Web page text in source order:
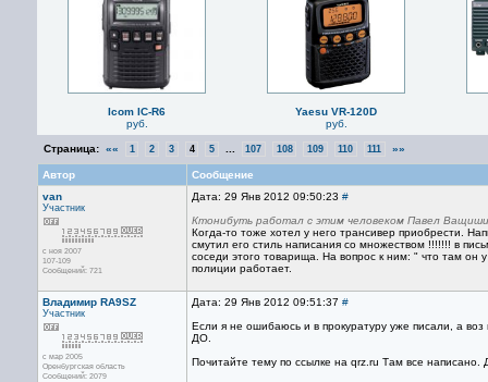
Icom IC-R6
руб.
Yaesu VR-120D
руб.
Страница: «« 1 2 3 4 5 107 108 109 110 111 »»
Автор
Сообщение
van
Участник
с ноя 2007
107-109
Сообщений: 721
Дата: 29 Янв 2012 09:50:23 #
Ктонибуть работал с этим человеком Павел
Когда-то тоже хотел у него трансивер приобрести.
смутил его стиль написания со множеством !!!!!!! в
соседи этого товарища. На вопрос к ним: " что там
полиции работает.
Владимир RA9SZ
Участник
с мар 2005
Оренбургская область
Сообщений: 2079
Дата: 29 Янв 2012 09:51:37 #
Если я не ошибаюсь и в прокуратуру уже писали, а
ДО.
Почитайте тему по ссылке на qrz.ru Там все